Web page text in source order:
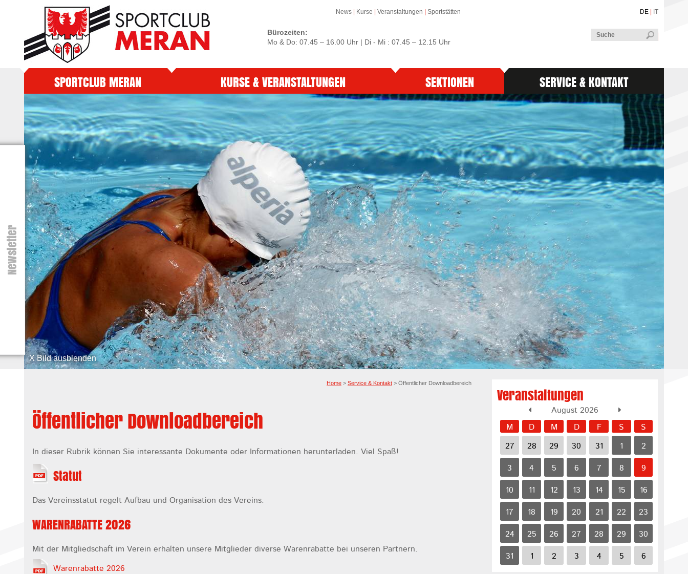
News Kurse |Veranstaltungen |Sportstätten
Bürozeiten:
Mo & Do: 07.45 – 16.00 Uhr | Di - Mi : 07.45 – 12.15 Uhr
DE IT
Newsletter
SPORTCLUB MERAN KURSE & VERANSTALTUNGEN SEKTIONEN SERVICE & KONTAKT
X Bild ausblenden
Home > Service & Kontakt > Öffentlicher Downloadbereich
Öffentlicher Downloadbereich
In dieser Rubrik können Sie interessante Dokumente oder Informationen herunterladen. Viel Spaß!
Statut
Das Vereinsstatut regelt Aufbau und Organisation des Vereins.
WARENRABATTE 2026
Mit der Mitgliedschaft im Verein erhalten unsere Mitglieder diverse Warenrabatte bei unseren Partnern.
Warenrabatte 2026
Veranstaltungen
August 2026
M D M D F S S
27 28 29 30 31 1 2
3 4 5 6 7 8 9
10 11 12 13 14 15 16
17 18 19 20 21 22 23
24 25 26 27 28 29 30
31 1 2 3 4 5 6